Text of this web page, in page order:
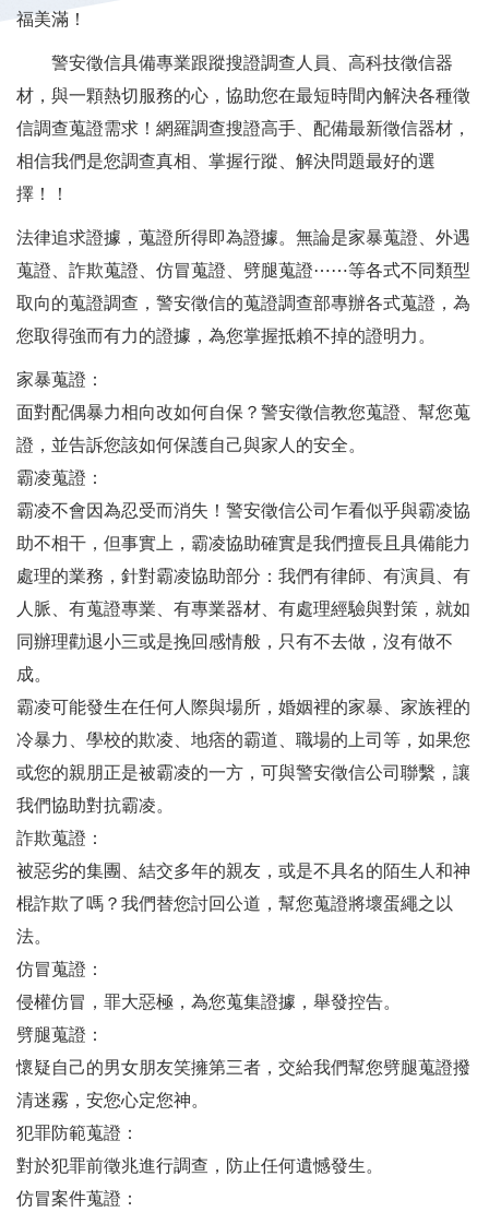
福美滿！
警安徵信具備專業跟蹤搜證調查人員、高科技徵信器
材，與一顆熱切服務的心，協助您在最短時間內解決各種徵
信調查蒐證需求！網羅調查搜證高手、配備最新徵信器材，
相信我們是您調查真相、掌握行蹤、解決問題最好的選
擇！！
法律追求證據，蒐證所得即為證據。無論是家暴蒐證、外遇
蒐證、詐欺蒐證、仿冒蒐證、劈腿蒐證⋯⋯等各式不同類型
取向的蒐證調查，警安徵信的蒐證調查部專辦各式蒐證，為
您取得強而有力的證據，為您掌握抵賴不掉的證明力。
家暴蒐證：
面對配偶暴力相向改如何自保？警安徵信教您蒐證、幫您蒐
證，並告訴您該如何保護自己與家人的安全。
霸凌蒐證：
霸凌不會因為忍受而消失！警安徵信公司乍看似乎與霸凌協
助不相干，但事實上，霸凌協助確實是我們擅長且具備能力
處理的業務，針對霸凌協助部分：我們有律師、有演員、有
人脈、有蒐證專業、有專業器材、有處理經驗與對策，就如
同辦理勸退小三或是挽回感情般，只有不去做，沒有做不
成。
霸凌可能發生在任何人際與場所，婚姻裡的家暴、家族裡的
冷暴力、學校的欺凌、地痞的霸道、職場的上司等，如果您
或您的親朋正是被霸凌的一方，可與警安徵信公司聯繫，讓
我們協助對抗霸凌。
詐欺蒐證：
被惡劣的集團、結交多年的親友，或是不具名的陌生人和神
棍詐欺了嗎？我們替您討回公道，幫您蒐證將壞蛋繩之以
法。
仿冒蒐證：
侵權仿冒，罪大惡極，為您蒐集證據，舉發控告。
劈腿蒐證：
懷疑自己的男女朋友笑擁第三者，交給我們幫您劈腿蒐證撥
清迷霧，安您心定您神。
犯罪防範蒐證：
對於犯罪前徵兆進行調查，防止任何遺憾發生。
仿冒案件蒐證：